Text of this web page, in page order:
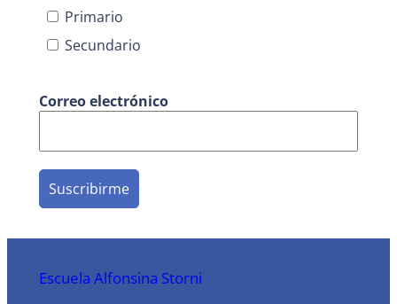
Primario
Secundario
Correo electrónico
Escuela Alfonsina Storni